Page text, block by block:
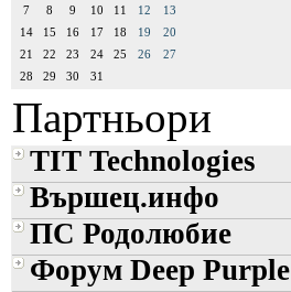
7
8 9 10 11 12
13
14
15 16 17 18 19
20
21
22 23 24 25 26
27
28
29 30 31
Партньори
TIT Technologies
Вършец.инфо
ПС Родолюбие
Форум Deep Purple